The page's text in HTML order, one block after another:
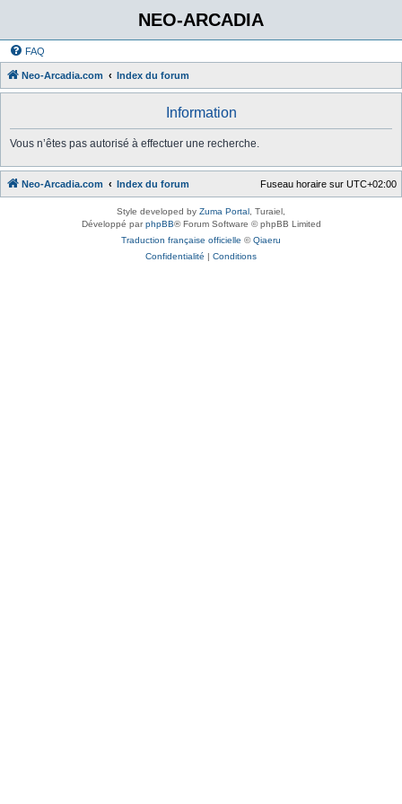
NEO-ARCADIA
FAQ
Neo-Arcadia.com Index du forum
Information
Vous n’êtes pas autorisé à effectuer une recherche.
Neo-Arcadia.com Index du forum Fuseau horaire sur UTC+02:00
Style developed by Zuma Portal , Turaiel,
Développé parphpBB® Forum Software © phpBB Limited
Traduction française officielle ©Qiaeru
Confidentialité | Conditions